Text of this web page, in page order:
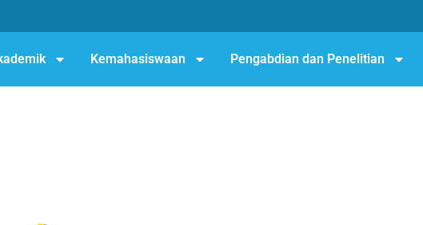
Kemahasiswaan Pengabdian dan Penelitian